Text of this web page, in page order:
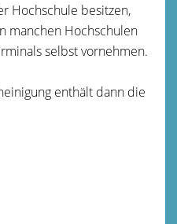
Hochschule besitzen,
manchen Hochschulen
selbst vornehmen.
enthält dann die